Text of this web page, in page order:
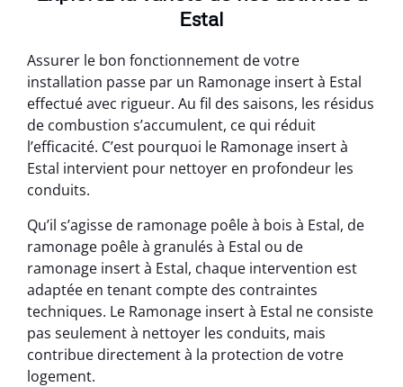
Estal
Assurer le bon fonctionnement de votre
installation passe par un Ramonage insert à Estal
effectué avec rigueur. Au fil des saisons, les résidus
de combustion s’accumulent, ce qui réduit
l’efficacité. C’est pourquoi le Ramonage insert à
Estal intervient pour nettoyer en profondeur les
conduits.
Qu’il s’agisse de ramonage poêle à bois à Estal, de
ramonage poêle à granulés à Estal ou de
ramonage insert à Estal, chaque intervention est
adaptée en tenant compte des contraintes
techniques. Le Ramonage insert à Estal ne consiste
pas seulement à nettoyer les conduits, mais
contribue directement à la protection de votre
logement.